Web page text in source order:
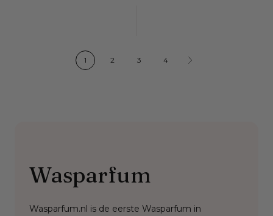
1 2 3 4
Next
page
Wasparfum
Wasparfum.nl is de eerste Wasparfum in